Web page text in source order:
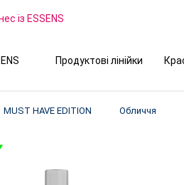
із ESSENS
Продуктові лінійки
MUST HAVE EDITION Обличчя